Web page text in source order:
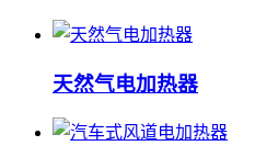
天然气电加热器